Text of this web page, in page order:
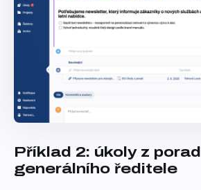
Příklad 2: úkoly z
generálního ředitele